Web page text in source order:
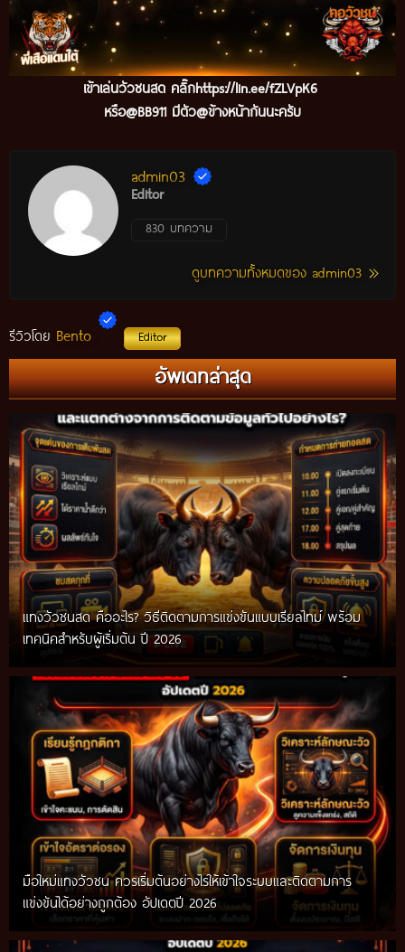
เข้าเล่นวัวชนสด คลิ๊กhttps://lin.ee/fZLVpK6
หรือ@BB911 มีตัว@ข้างหน้ากันนะครับ
admin03
Editor
830 บทความ
ดูบทความทั้งหมดของ admin03
รีวิวโดย Bento Editor
อัพเดทล่าสุด
แทงวัวชนสด คืออะไร? วิธีติดตามการแข่งขันแบบเรียลไทม์ พร้อม
เทคนิคสำหรับผู้เริ่มต้น ปี 2026
มือใหม่แทงวัวชน ควรเริ่มต้นอย่างไรให้เข้าใจระบบและติดตามการ
แข่งขันได้อย่างถูกต้อง อัปเดตปี 2026